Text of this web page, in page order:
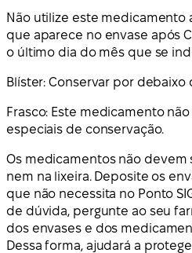
Não utilize este medicamento
que aparece no envase após
o último dia do mês que se
Blíster: Conservar por debaixo
Frasco: Este medicamento
especiais de conservação.
Os medicamentos não devem
nem na lixeira. Deposite os
que não necessita no Ponto
de dúvida, pergunte ao seu
dos envases e dos
Dessa forma, ajudará a